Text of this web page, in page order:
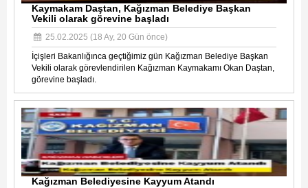
Kaymakam Daştan, Kağızman Belediye Başkan
Vekili olarak görevine başladı
25.02.2025 (18 Ay, 20 Gün önce)
İçişleri Bakanlığınca geçtiğimiz gün Kağızman Belediye Başkan
Vekili olarak görevlendirilen Kağızman Kaymakamı Okan Daştan,
görevine başladı.
Kağızman Belediyesine Kayyum Atandı